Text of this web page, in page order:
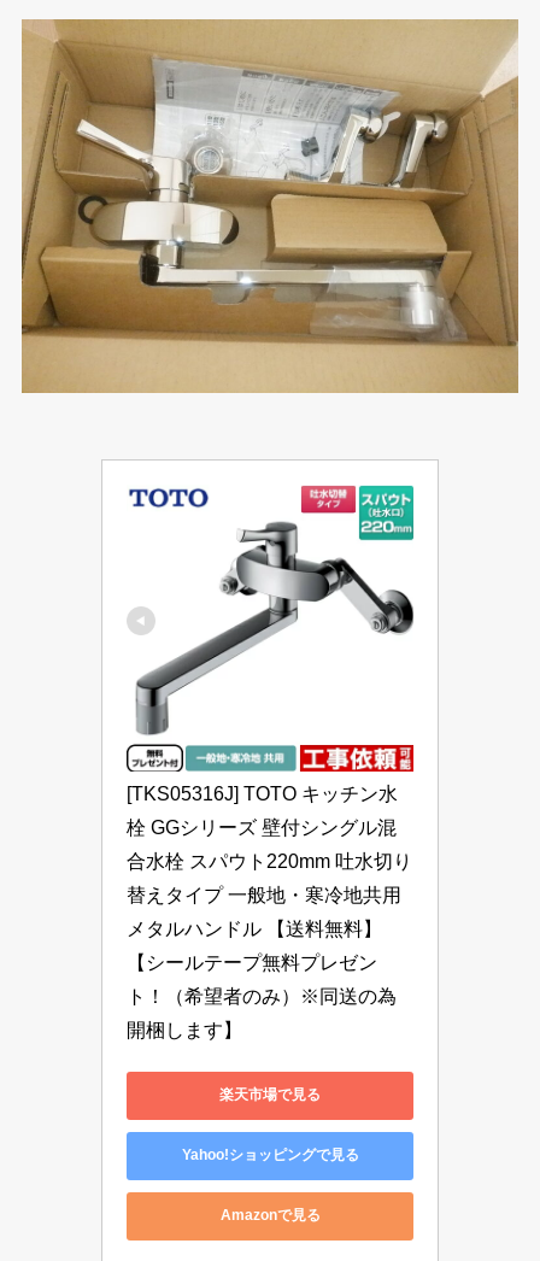
[TKS05316J] TOTO キッチン水
栓 GGシリーズ 壁付シングル混
合水栓 スパウト220mm 吐水切り
替えタイプ 一般地・寒冷地共用
メタルハンドル 【送料無料】
【シールテープ無料プレゼン
ト！（希望者のみ）※同送の為
開梱します】
楽天市場で見る
Yahoo!ショッピングで見る
Amazonで見る